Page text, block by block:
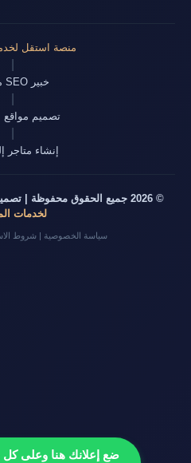
منصة استقل
خبير SEO معتمد
تصميم مواقع
إنشاء متاجر
© 2026 جميع الحقوق محفوظة | تصميم وتطوير بواسطة
لخدمات
سياسة الخصوصية | شروط